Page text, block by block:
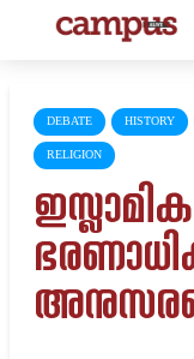
DEBATE HISTORY
RELIGION
ഇസ്ലാമിക